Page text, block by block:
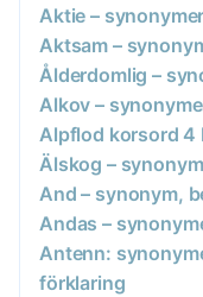
Aktie –
Aktsam –
Ålderdomlig –
Alkov –
Alpflod korsord 4
Älskog –
And – synonym,
Andas –
Antenn:
förklaring